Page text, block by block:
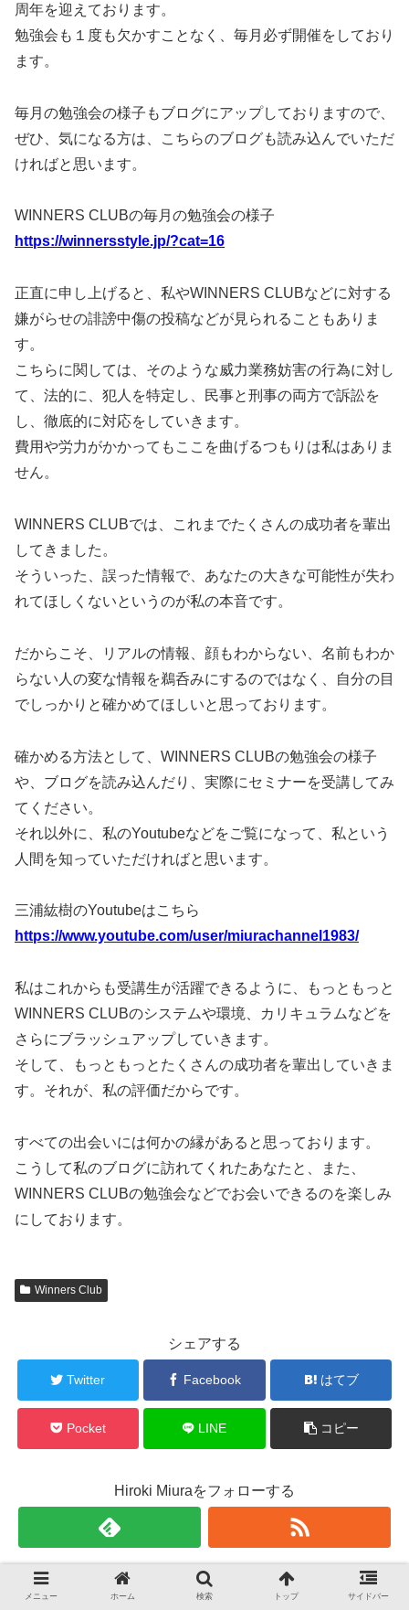
周年を迎えております。
勉強会も１度も欠かすことなく、毎月必ず開催をしており
ます。
毎月の勉強会の様子もブログにアップしておりますので、
ぜひ、気になる方は、こちらのブログも読み込んでいただ
ければと思います。
WINNERS CLUBの毎月の勉強会の様子
https://winnersstyle.jp/?cat=16
正直に申し上げると、私やWINNERS CLUBなどに対する
嫌がらせの誹謗中傷の投稿などが見られることもありま
す。
こちらに関しては、そのような威力業務妨害の行為に対し
て、法的に、犯人を特定し、民事と刑事の両方で訴訟を
し、徹底的に対応をしていきます。
費用や労力がかかってもここを曲げるつもりは私はありま
せん。
WINNERS CLUBでは、これまでたくさんの成功者を輩出
してきました。
そういった、誤った情報で、あなたの大きな可能性が失わ
れてほしくないというのが私の本音です。
だからこそ、リアルの情報、顔もわからない、名前もわか
らない人の変な情報を鵜呑みにするのではなく、自分の目
でしっかりと確かめてほしいと思っております。
確かめる方法として、WINNERS CLUBの勉強会の様子
や、ブログを読み込んだり、実際にセミナーを受講してみ
てください。
それ以外に、私のYoutubeなどをご覧になって、私という
人間を知っていただければと思います。
三浦紘樹のYoutubeはこちら
https://www.youtube.com/user/miurachannel1983/
私はこれからも受講生が活躍できるように、もっともっと
WINNERS CLUBのシステムや環境、カリキュラムなどを
さらにブラッシュアップしていきます。
そして、もっともっとたくさんの成功者を輩出していきま
す。それが、私の評価だからです。
すべての出会いには何かの縁があると思っております。
こうして私のブログに訪れてくれたあなたと、また、
WINNERS CLUBの勉強会などでお会いできるのを楽しみ
にしております。
Winners Club
シェアする
Twitter Facebook はてブ
Pocket LINE コピー
Hiroki Miuraをフォローする
Hiroki Miura
メニュー ホーム 検索 トップ サイドバー